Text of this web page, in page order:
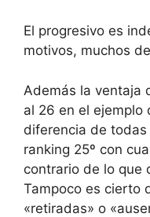
El progresivo es
motivos, muchos
Además la ventaja
al 26 en el ejemplo
diferencia de
ranking 25º con
contrario de lo que
Tampoco es cierto
«retiradas» o